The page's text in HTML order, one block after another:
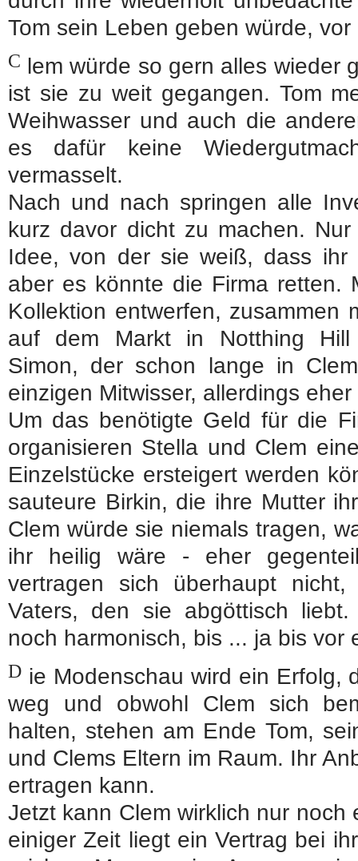
Tom sein Leben geben würde,
C lem würde so gern alles wieder
ist sie zu weit gegangen. Tom
Weihwasser und auch die
es dafür keine
vermasselt.
Nach und nach springen alle
kurz davor dicht zu machen.
Idee, von der sie weiß, dass
aber es könnte die Firma retten.
Kollektion entwerfen, zusammen
auf dem Markt in Notthing Hill
Simon, der schon lange in
einzigen Mitwisser, allerdings
Um das benötigte Geld für die
organisieren Stella und Clem
Einzelstücke ersteigert werden
sauteure Birkin, die ihre Mutter
Clem würde sie niemals tragen,
ihr heilig wäre - eher
vertragen sich überhaupt
Vaters, den sie abgöttisch
noch harmonisch, bis ... ja bis vor
D ie Modenschau wird ein Erfolg,
weg und obwohl Clem sich
halten, stehen am Ende Tom,
und Clems Eltern im Raum. Ihr
ertragen kann.
Jetzt kann Clem wirklich nur
einiger Zeit liegt ein Vertrag bei